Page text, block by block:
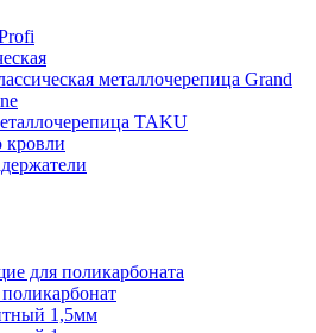
металлочерепица Grand
TAKU
кровли
для поликарбоната
1,5мм